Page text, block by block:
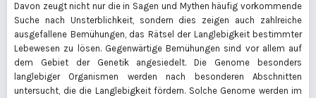
Davon zeugt nicht nur die in Sagen und Mythen häufig vorkommende
Suche nach Unsterblichkeit, sondern dies zeigen auch zahlreiche
ausgefallene Bemühungen, das Rätsel der Langlebigkeit bestimmter
Lebewesen zu lösen. Gegenwärtige Bemühungen sind vor allem auf
dem Gebiet der Genetik angesiedelt. Die Genome besonders
langlebiger Organismen werden nach besonderen Abschnitten
untersucht, die die Langlebigkeit fördern. Solche Genome werden im